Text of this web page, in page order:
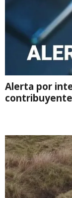
Alerta por